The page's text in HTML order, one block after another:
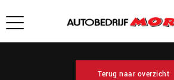
Terug naar overzicht